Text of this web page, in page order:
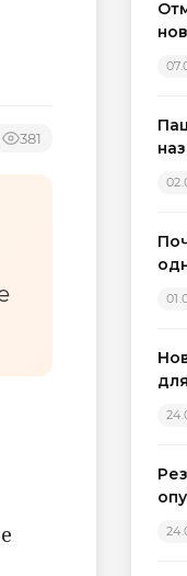
381